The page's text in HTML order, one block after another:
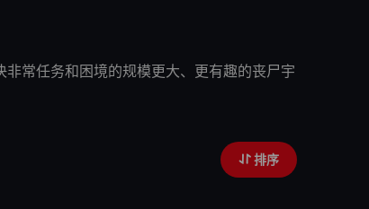
常任务和困境的规模更大、更有趣的丧尸宇
排序